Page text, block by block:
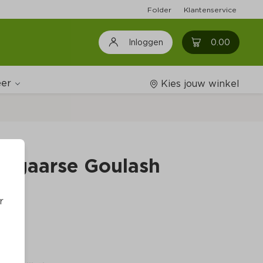
Folder Klantenservice
Inloggen 0.00 0
Kies jouw winkel
Goulash